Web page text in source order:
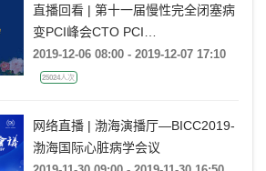
直播回看 | 第十一届慢性完全闭塞病
变PCI峰会CTO PCI
SUMMIT（CPS）
2019-12-06 08:00 - 2019-12-07 17:10
25024人次
网络直播 | 渤海演播厅—BICC2019-
渤海国际心脏病学会议